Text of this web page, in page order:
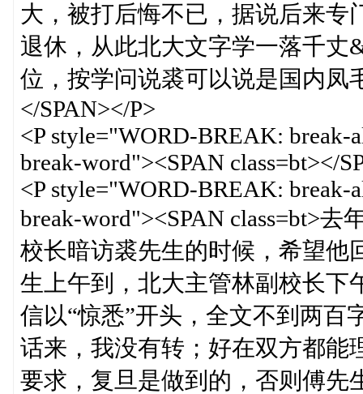
大，被打后悔不已，据说后来专
退休，从此北大文字学一落千丈
位，按学问说裘可以说是国内凤
</SPAN></P>
<P style="WORD-BREAK:
break-word"><SPAN class=bt></
<P style="WORD-BREAK:
break-word"><SPAN class=bt>
校长暗访裘先生的时候，希望他
生上午到，北大主管林副校长下
信以“惊悉”开头，全文不到两百
话来，我没有转；好在双方都能
要求，复旦是做到的，否则傅先